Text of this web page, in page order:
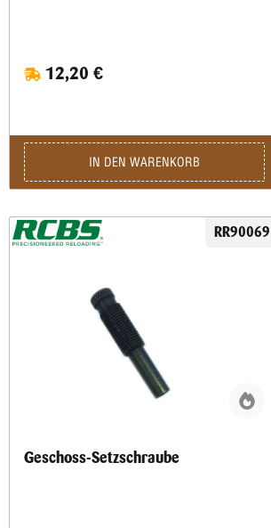
12,20 €
IN DEN WARENKORB
RR90069
Geschoss-Setzschraube